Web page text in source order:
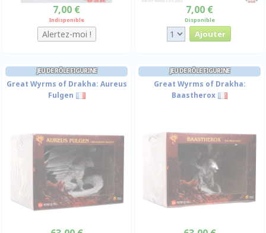
7,00 €
Indisponible
7,00 €
Disponible
JEU DE RÔLE FIGURINE
Great Wyrms of Drakha: Aureus
Fulgen
JEU DE RÔLE FIGURINE
Great Wyrms of Drakha:
Baastherox